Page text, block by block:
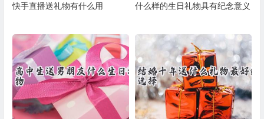
快手直播送礼物有什么用 什么样的生日礼物具有纪念意义